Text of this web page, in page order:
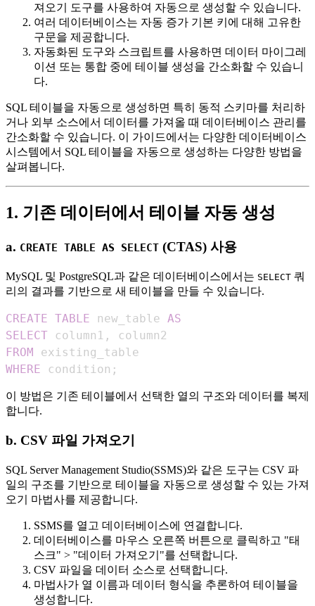
져오기 도구를 사용하여 자동으로 생성할 수 있습니다.
여러 데이터베이스는 자동 증가 기본 키에 대해 고유한
구문을 제공합니다.
자동화된 도구와 스크립트를 사용하면 데이터 마이그레
이션 또는 통합 중에 테이블 생성을 간소화할 수 있습니
다.
SQL 테이블을 자동으로 생성하면 특히 동적 스키마를 처리하
거나 외부 소스에서 데이터를 가져올 때 데이터베이스 관리를
간소화할 수 있습니다. 이 가이드에서는 다양한 데이터베이스
시스템에서 SQL 테이블을 자동으로 생성하는 다양한 방법을
살펴봅니다.
1. 기존 데이터에서 테이블 자동 생성
a. CREATE TABLE AS SELECT (CTAS) 사용
MySQL 및 PostgreSQL과 같은 데이터베이스에서는 SELECT 쿼
리의 결과를 기반으로 새 테이블을 만들 수 있습니다.
CREATE TABLE new_table AS
SELECT column1 ,
FROM
WHERE condition ;
이 방법은 기존 테이블에서 선택한 열의 구조와 데이터를 복제
합니다.
b. CSV 파일 가져오기
SQL Server Management Studio(SSMS)와 같은 도구는 CSV 파
일의 구조를 기반으로 테이블을 자동으로 생성할 수 있는 가져
오기 마법사를 제공합니다.
SSMS를 열고 데이터베이스에 연결합니다.
데이터베이스를 마우스 오른쪽 버튼으로 클릭하고 "태
스크" > "데이터 가져오기"를 선택합니다.
CSV 파일을 데이터 소스로 선택합니다.
마법사가 열 이름과 데이터 형식을 추론하여 테이블을
생성합니다.